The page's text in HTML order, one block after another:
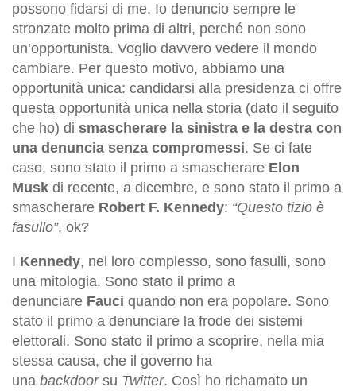
possono fidarsi di me. Io denuncio sempre le
stronzate molto prima di altri, perché non sono
un’opportunista. Voglio davvero vedere il mondo
cambiare. Per questo motivo, abbiamo una
opportunità unica: candidarsi alla presidenza ci offre
questa opportunità unica nella storia (dato il seguito
che ho) di smascherare la sinistra e la destra con
una denuncia senza compromessi. Se ci fate
caso, sono stato il primo a smascherare Elon
Musk di recente, a dicembre, e sono stato il primo a
smascherare Robert F. Kennedy: “Questo tizio è
fasullo”, ok?
I Kennedy, nel loro complesso, sono fasulli, sono
una mitologia. Sono stato il primo a
denunciare Fauci quando non era popolare. Sono
stato il primo a denunciare la frode dei sistemi
elettorali. Sono stato il primo a scoprire, nella mia
stessa causa, che il governo ha
una backdoorsu Twitter. Così ho richamato un